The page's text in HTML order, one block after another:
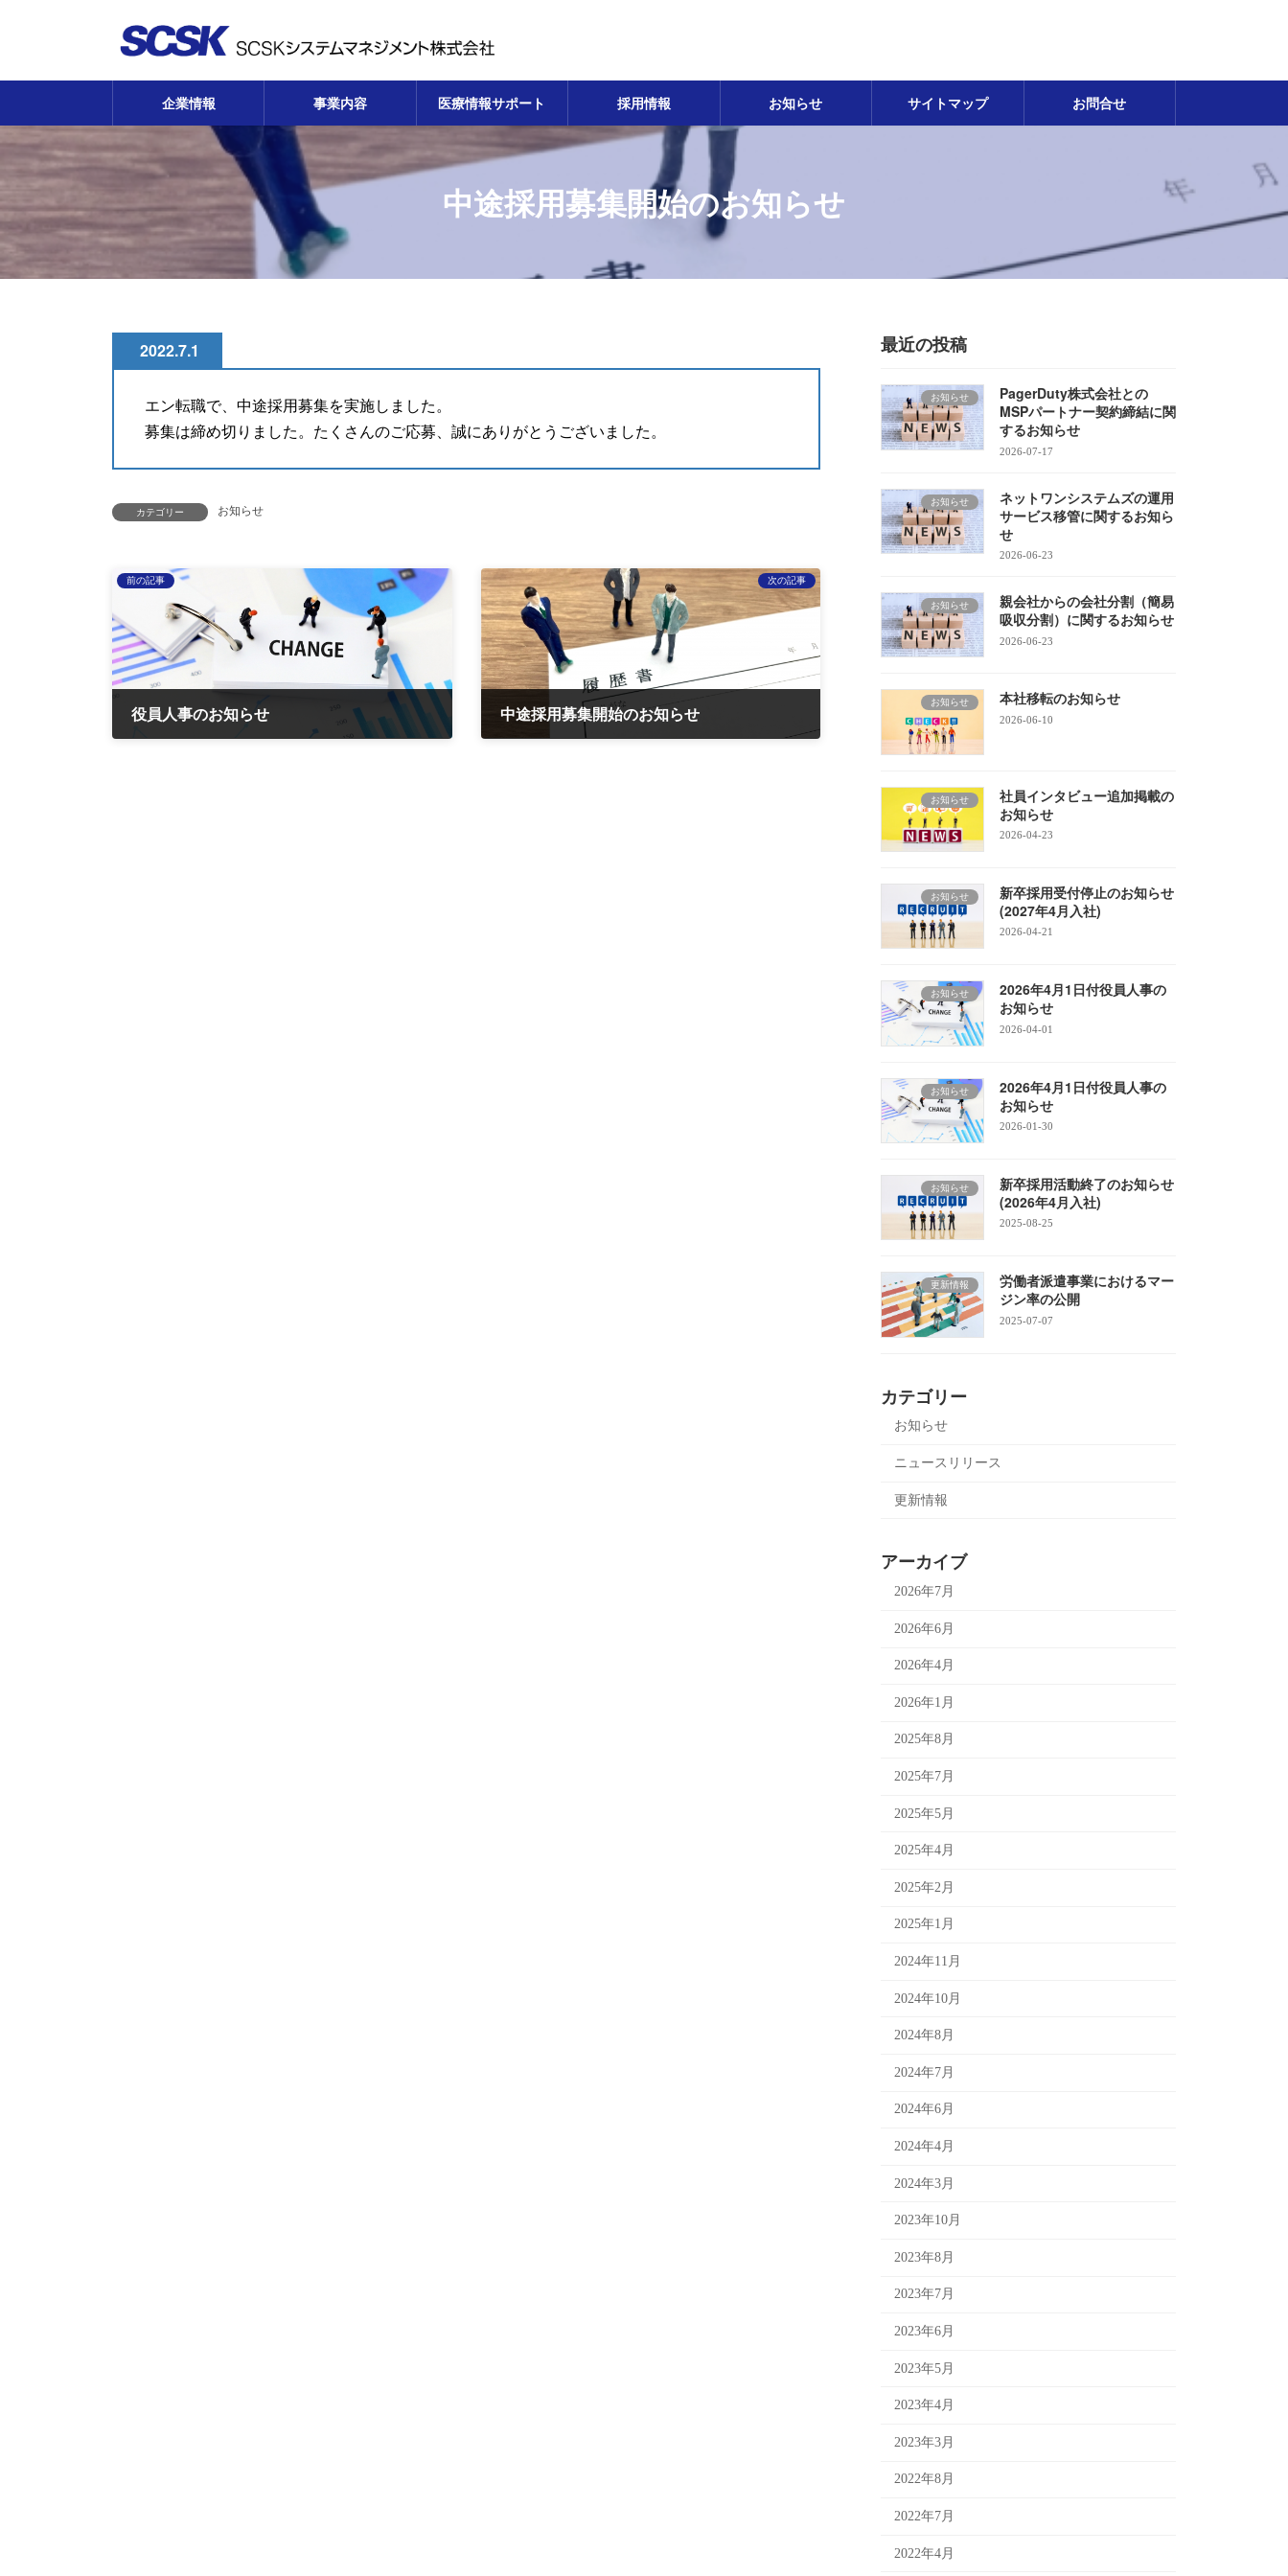
ス
プ
ン
動
企業情報 事業内容 医療情報サポート 採用情報 お知らせ サイトマップ お問合せ
中途採用募集開始のお知らせ
2022.7.1
エン転職で、中途採用募集を実施しました。
募集は締め切りました。たくさんのご応募、誠にありがとうございました。
カテゴリー お知らせ
前の記事
役員人事のお知らせ
次の記事
中途採用募集開始のお知らせ
最近の投稿
お知らせ
PagerDuty株式会社との
MSPパートナー契約締結に関
するお知らせ
2026-07-17
お知らせ
ネットワンシステムズの運用
サービス移管に関するお知ら
せ
2026-06-23
お知らせ
親会社からの会社分割（簡易
吸収分割）に関するお知らせ
2026-06-23
お知らせ 本社移転のお知らせ
2026-06-10
お知らせ
社員インタビュー追加掲載の
お知らせ
2026-04-23
お知らせ
新卒採用受付停止のお知らせ
(2027年4月入社)
2026-04-21
お知らせ
2026年4月1日付役員人事の
お知らせ
2026-04-01
お知らせ
2026年4月1日付役員人事の
お知らせ
2026-01-30
お知らせ
新卒採用活動終了のお知らせ
(2026年4月入社)
2025-08-25
更新情報
労働者派遣事業におけるマー
ジン率の公開
2025-07-07
カテゴリー
お知らせ
ニュースリリース
更新情報
アーカイブ
2026年7月
2026年6月
2026年4月
2026年1月
2025年8月
2025年7月
2025年5月
2025年4月
2025年2月
2025年1月
2024年11月
2024年10月
2024年8月
2024年7月
2024年6月
2024年4月
2024年3月
2023年10月
2023年8月
2023年7月
2023年6月
2023年5月
2023年4月
2023年3月
2022年8月
2022年7月
2022年4月